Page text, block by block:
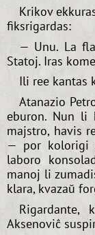
Krikov
fiksrigardas:
— Unu. La
Statoj. Iras
Ili ree kantas
Atanazio
eburon. Nun li
majstro, havis
— por kolorigi
laboro
manoj li
klara, kvazaŭ
Rigardante,
Aksenoviĉ